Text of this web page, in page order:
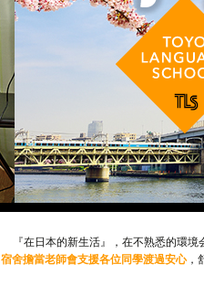
『在日本的新生活』，在不熟悉的環
宿舍擔當老師會支援各位同學渡過安心，